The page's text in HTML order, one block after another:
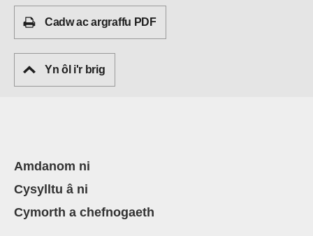
Cadw ac argraffu PDF
Yn ôl i'r brig
Amdanom ni
Cysylltu â ni
Cymorth a chefnogaeth